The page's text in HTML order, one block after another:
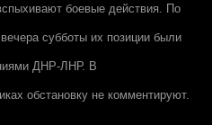
боевые действия. По
субботы их позиции были
ДНР-ЛНР. В
обстановку не комментируют.